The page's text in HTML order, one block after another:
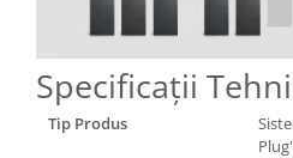
Specificații
Tip Produs